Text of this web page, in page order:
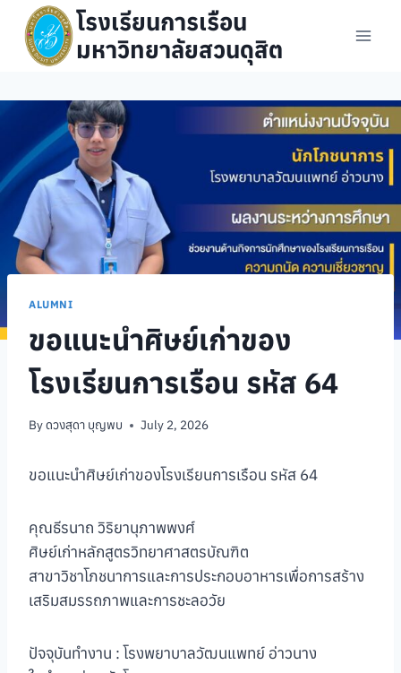
content
โรงเรียนการเรือน
มหาวิทยาลัยสวนดุสิต
ALUMNI
ขอแนะนำศิษย์เก่าของ
โรงเรียนการเรือน รหัส 64
Byดวงสุดา บุญพบ July 2, 2026
ขอแนะนำศิษย์เก่าของโรงเรียนการเรือน รหัส 64
คุณธีรนาถ วิริยานุภาพพงศ์
ศิษย์เก่าหลักสูตรวิทยาศาสตรบัณฑิต
สาขาวิชาโภชนาการและการประกอบอาหารเพื่อการสร้าง
เสริมสมรรถภาพและการชะลอวัย
ปัจจุบันทำงาน : โรงพยาบาลวัฒนแพทย์ อ่าวนาง